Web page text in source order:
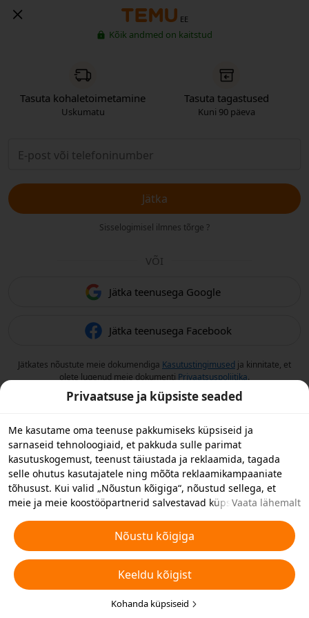
EE
Kõik andmed on kaitstud
Tasuta kohaletoimetamine
Uskumatu
Tasuta tagastused
Kuni 90 päeva
Jätka
Sisselogimisel ilmnes tõrge ?
VÕI
Jätka teenusega Google
Jätka teenusega Facebook
Jätkates nõustute meie dokumendiga Kasutustingimused ja kinnitate, et
olete lugenud meie dokumenti Privaatsuspoliitika.
Privaatsuse ja küpsiste seaded
Me kasutame oma teenuse pakkumiseks küpsiseid ja
sarnaseid tehnoloogiaid, et pakkuda sulle parimat
kasutuskogemust, teenust täiustada ja reklaamida, tagada
selle ohutus kasutajatele ning mõõta reklaamikampaaniate
tõhusust. Kui valid „Nõustun kõigiga“, nõustud sellega, et
meie ja meie koostööpartnerid salvestavad küpsiseid ja
seadmesse. Samuti saad valida „Keeldun kõigist“, et keelduda
mitteolulistest küpsistest, või valida allpool või oma
privaatsusseadetes „Kohanda küpsiseid”, et valida millist tüüpi
küpsiseid soovite vastu võtta või keelata. Täiendavate
üksikasjade jaoks vaataKüpsiste ja muu sarnase tehnoloogia
Vaata lähemalt
Nõustu kõigiga
Keeldu kõigist
Kohanda küpsiseid